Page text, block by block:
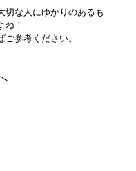
切な人にゆかりのあるも
ね！
参考ください。